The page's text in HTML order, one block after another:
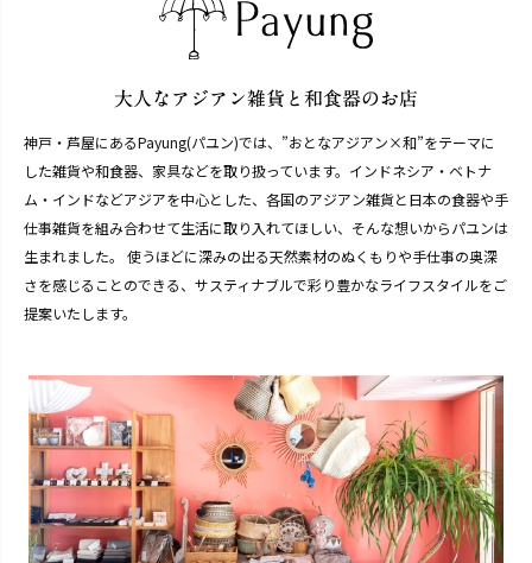
神戸・芦屋にあるPayung(パユン)では、”おとなアジアン×和”をテーマに
した雑貨や和食器、家具などを取り扱っています。インドネシア・ベトナ
ム・インドなどアジアを中心とした、各国のアジアン雑貨と日本の食器や手
仕事雑貨を組み合わせて生活に取り入れてほしい、そんな想いからパユンは
生まれました。 使うほどに深みの出る天然素材のぬくもりや手仕事の奥深
さを感じることのできる、サスティナブルで彩り豊かなライフスタイルをご
提案いたします。